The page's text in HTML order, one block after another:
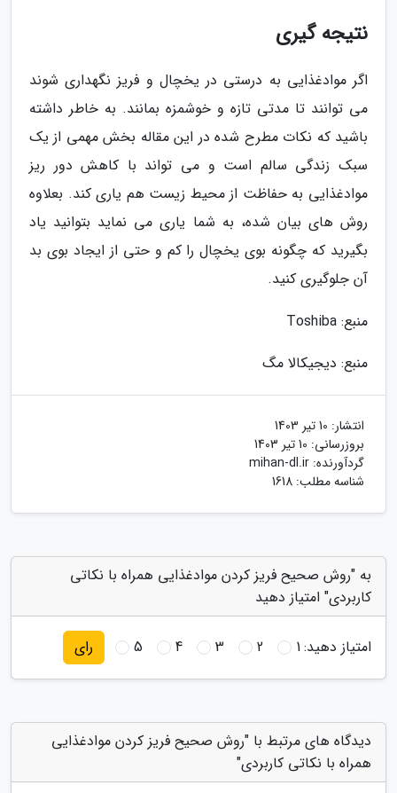
نتیجه گیری
اگر موادغذایی به درستی در یخچال و فریز نگهداری شوند
می توانند تا مدتی تازه و خوشمزه بمانند. به خاطر داشته
باشید که نکات مطرح شده در این مقاله بخش مهمی از یک
سبک زندگی سالم است و می تواند با کاهش دور ریز
موادغذایی به حفاظت از محیط زیست هم یاری کند. بعلاوه
روش های بیان شده، به شما یاری می نماید بتوانید یاد
بگیرید که چگونه بوی یخچال را کم و حتی از ایجاد بوی بد
آن جلوگیری کنید.
منبع: Toshiba
منبع: دیجیکالا مگ
انتشار: 10 تیر 1403
بروزرسانی: 10 تیر 1403
گردآورنده: mihan-dl.ir
شناسه مطلب: 1618
به "روش صحیح فریز کردن موادغذایی همراه با نکاتی
کاربردی" امتیاز دهید
امتیاز دهید:1
2
3
4
5 رای
دیدگاه های مرتبط با "روش صحیح فریز کردن موادغذایی
همراه با نکاتی کاربردی"